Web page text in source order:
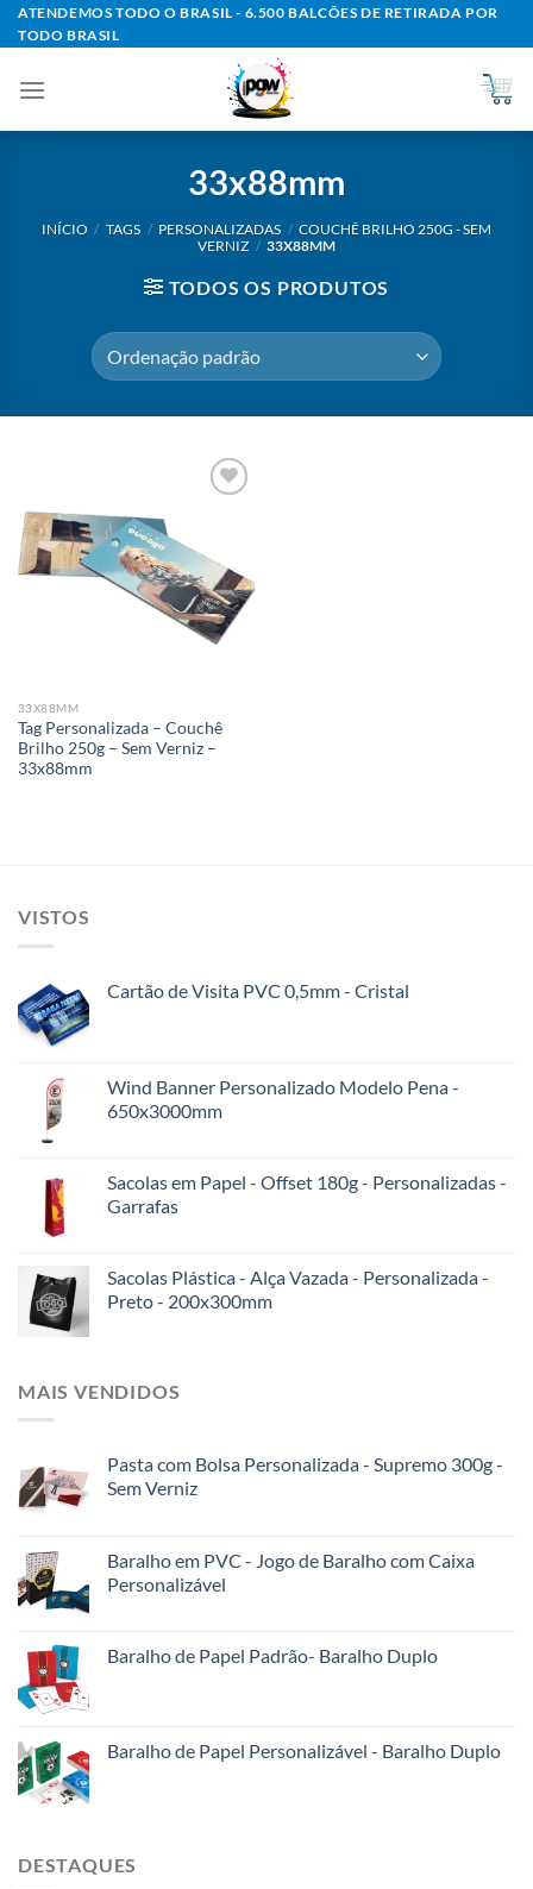
Skip
to
ATENDEMOS TODO O BRASIL - 6.500 BALCÕES DE RETIRADA POR
TODO BRASIL
33x88mm
INÍCIO / TAGS / PERSONALIZADAS / COUCHÊ BRILHO 250G - SEM
VERNIZ / 33X88MM
TODOS OS PRODUTOS
Add to
wishlist
33X88MM
Tag Personalizada – Couchê
Brilho 250g – Sem Verniz –
33x88mm
VISTOS
Cartão de Visita PVC 0,5mm - Cristal
Wind Banner Personalizado Modelo Pena -
650x3000mm
Sacolas em Papel - Offset 180g - Personalizadas -
Garrafas
Sacolas Plástica - Alça Vazada - Personalizada -
Preto - 200x300mm
MAIS VENDIDOS
Pasta com Bolsa Personalizada - Supremo 300g -
Sem Verniz
Baralho em PVC - Jogo de Baralho com Caixa
Personalizável
Baralho de Papel Padrão- Baralho Duplo
Baralho de Papel Personalizável - Baralho Duplo
DESTAQUES